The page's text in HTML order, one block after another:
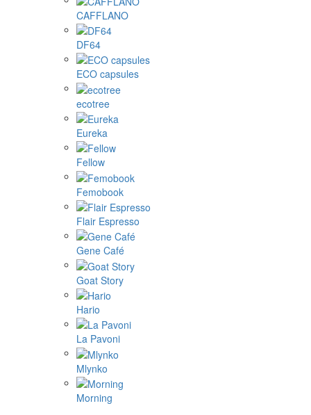
CAFFLANO
DF64
ECO capsules
ecotree
Eureka
Fellow
Femobook
Flair Espresso
Gene Café
Goat Story
Hario
La Pavoni
Mlynko
Morning